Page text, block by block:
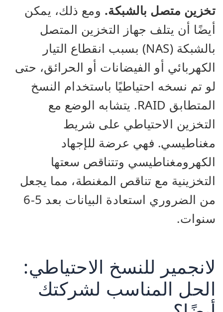
تخزين متصل بالشبكة. ومع ذلك، يمكن
أيضًا أن يتلف جهاز التخزين المتصل
بالشبكة (NAS) بسبب انقطاع التيار
الكهربائي أو الفيضانات أو الحرائق، حتى
لو تم نسخه احتياطيًا باستخدام النسخ
المتطابق RAID. يتشابه الوضع مع
التخزين الاحتياطي على شريط
مغناطيسي. فهي عرضة للإجهاد
الكهرومغناطيسي وتتناقص سعتها
التخزينية مع تناقص المغنطة، مما يجعل
من الضروري استعادة البيانات بعد 5-6
سنوات.
لانجمير للنسخ الاحتياطي:
الحل المناسب لشركتك